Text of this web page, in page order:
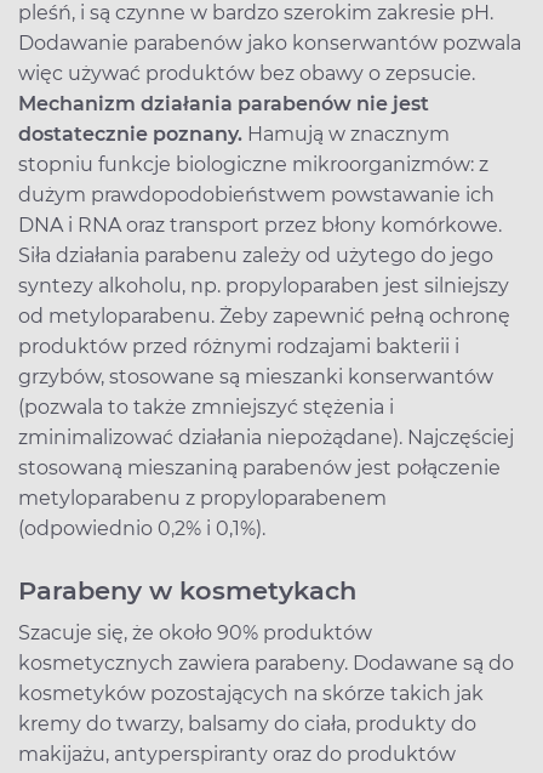
pleśń, i są czynne w bardzo szerokim zakresie pH.
Dodawanie parabenów jako konserwantów pozwala
więc używać produktów bez obawy o zepsucie.
Mechanizm działania parabenów nie jest
dostatecznie poznany. Hamują w znacznym
stopniu funkcje biologiczne mikroorganizmów: z
dużym prawdopodobieństwem powstawanie ich
DNA i RNA oraz transport przez błony komórkowe.
Siła działania parabenu zależy od użytego do jego
syntezy alkoholu, np. propyloparaben jest silniejszy
od metyloparabenu. Żeby zapewnić pełną ochronę
produktów przed różnymi rodzajami bakterii i
grzybów, stosowane są mieszanki konserwantów
(pozwala to także zmniejszyć stężenia i
zminimalizować działania niepożądane). Najczęściej
stosowaną mieszaniną parabenów jest połączenie
metyloparabenu z propyloparabenem
(odpowiednio 0,2% i 0,1%).
Parabeny w kosmetykach
Szacuje się, że około 90% produktów
kosmetycznych zawiera parabeny. Dodawane są do
kosmetyków pozostających na skórze takich jak
kremy do twarzy, balsamy do ciała, produkty do
makijażu, antyperspiranty oraz do produktów